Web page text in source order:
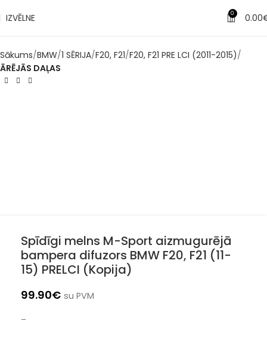
IZVĒLNE 0 0.00
Sākums BMW 1 SĒRIJA F20, F21 F20, F21 PRE LCI (2011-2015)
ĀRĒJĀS DAĻAS
Spīdīgi melns M-Sport aizmugurējā
bampera difuzors BMW F20, F21 (11-
15) PRELCI (Kopija)
99.90€ su PVM
–
✔Piegāde pēc 1-3 d.d.